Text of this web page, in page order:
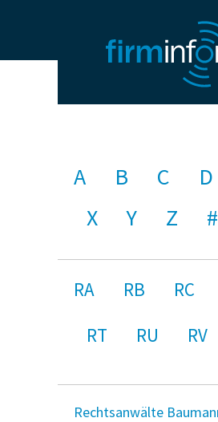
A B C D
X
Y Z #
RA RB RC
RT
RU RV
Rechtsanwälte